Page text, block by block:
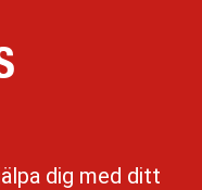
dig med ditt